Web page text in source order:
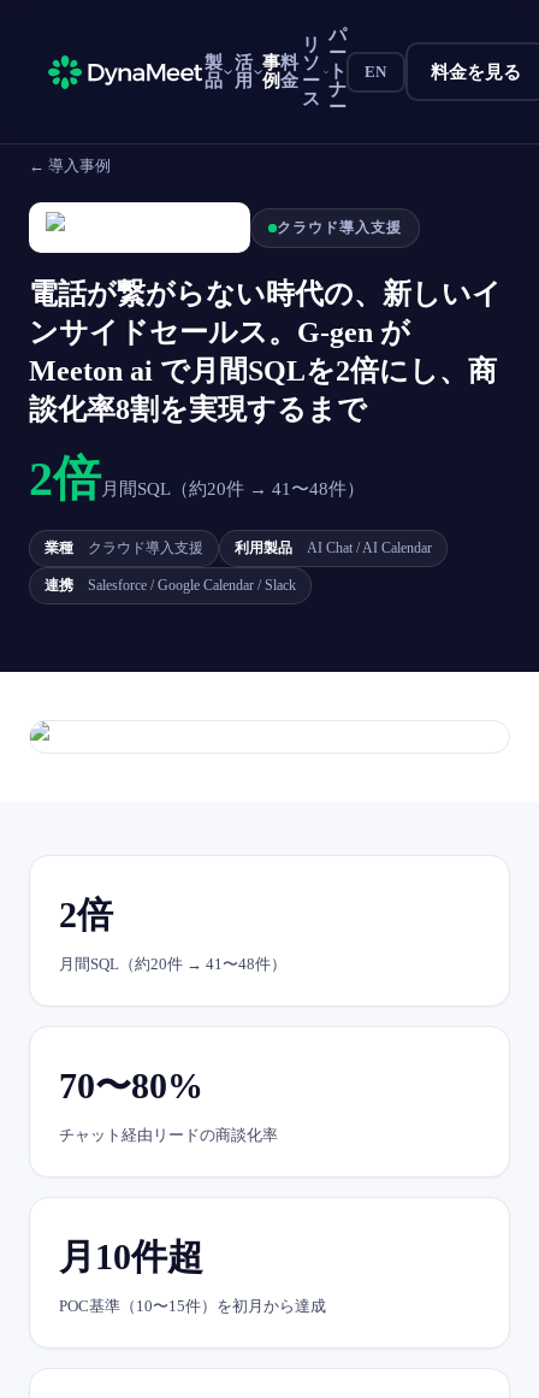
製
品
活
用
事
例
料
金
リ
ソ
ー
ス
パ
ー
ト
ナ
ー
EN 料金を見る
← 導入事例
クラウド導入支援
電話が繋がらない時代の、新しいイ
ンサイドセールス。G-gen が
Meeton ai で月間SQLを2倍にし、商
談化率8割を実現するまで
2倍月間SQL（約20件 → 41〜48件）
業種 クラウド導入支援 利用製品 AI Chat / AI Calendar
連携 Salesforce / Google Calendar / Slack
2倍
月間SQL（約20件 → 41〜48件）
70〜80%
チャット経由リードの商談化率
月10件超
POC基準（10〜15件）を初月から達成